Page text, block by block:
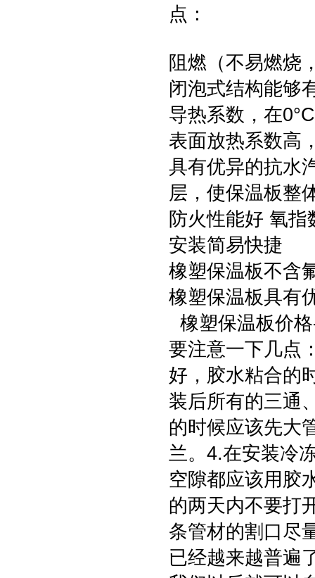
点：
阻燃（不易燃烧
闭泡式结构能够
导热系数，在
表面放热系数高
具有优异的抗水
层，使保温板整
防火性能好 氧指
安装简易快捷
橡塑保温板不含
橡塑保温板具有
橡塑保温板价
要注意一下几点
好，胶水粘合的
装后所有的三通
的时候应该先大
兰。4.在安装冷
空隙都应该用胶
的两天内不要打
条管材的割口尽
已经越来越普遍